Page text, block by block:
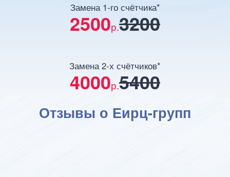
Замена 1-го счётчика*
2500р.3200
Замена 2-х счётчиков*
4000р.5400
Отзывы о Еирц-групп